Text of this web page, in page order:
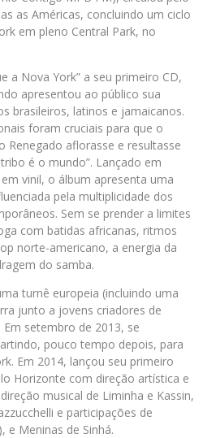
as Américas, concluindo um ciclo
em pleno Central Park, no
a Nova York” a seu primeiro CD,
apresentou ao público sua
brasileiros, latinos e jamaicanos.
foram cruciais para que o
Renegado aflorasse e resultasse
é o mundo”. Lançado em
vinil, o álbum apresenta uma
pela multiplicidade dos
Sem se prender a limites
com batidas africanas, ritmos
norte-americano, a energia da
do samba.
turnê europeia (incluindo uma
junto a jovens criadores de
setembro de 2013, se
pouco tempo depois, para
Em 2014, lançou seu primeiro
Horizonte com direção artística e
musical de Liminha e Kassin,
e participações de
e Meninas de Sinhá.